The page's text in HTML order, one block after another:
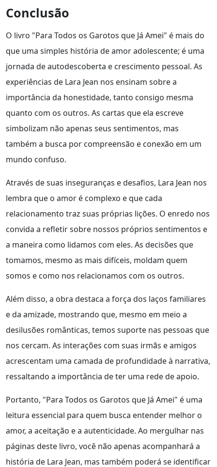
Conclusão
O livro "Para Todos os Garotos que Já Amei" é mais do
que uma simples história de amor adolescente; é uma
jornada de autodescoberta e crescimento pessoal. As
experiências de Lara Jean nos ensinam sobre a
importância da honestidade, tanto consigo mesma
quanto com os outros. As cartas que ela escreve
simbolizam não apenas seus sentimentos, mas
também a busca por compreensão e conexão em um
mundo confuso.
Através de suas inseguranças e desafios, Lara Jean nos
lembra que o amor é complexo e que cada
relacionamento traz suas próprias lições. O enredo nos
convida a refletir sobre nossos próprios sentimentos e
a maneira como lidamos com eles. As decisões que
tomamos, mesmo as mais difíceis, moldam quem
somos e como nos relacionamos com os outros.
Além disso, a obra destaca a força dos laços familiares
e da amizade, mostrando que, mesmo em meio a
desilusões românticas, temos suporte nas pessoas que
nos cercam. As interações com suas irmãs e amigos
acrescentam uma camada de profundidade à narrativa,
ressaltando a importância de ter uma rede de apoio.
Portanto, "Para Todos os Garotos que Já Amei" é uma
leitura essencial para quem busca entender melhor o
amor, a aceitação e a autenticidade. Ao mergulhar nas
páginas deste livro, você não apenas acompanhará a
história de Lara Jean, mas também poderá se identificar